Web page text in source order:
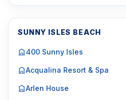
SUNNY ISLES BEACH
400 Sunny Isles
Acqualina Resort & Spa
Arlen House